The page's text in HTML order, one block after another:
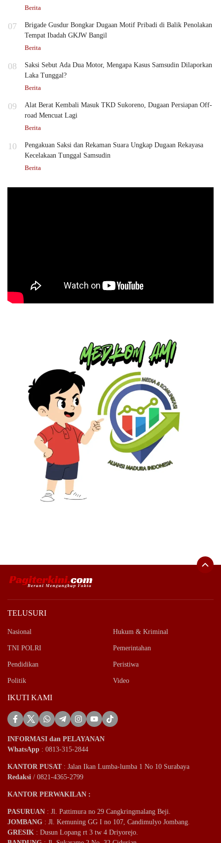
Berita
07
Brigade Gusdur Bongkar Dugaan Motif Pribadi di Balik Penolakan
Tempat Ibadah GKJW Bangil
Berita
08
Saksi Sebut Ada Dua Motor, Mengapa Kasus Samsudin Dilaporkan
Laka Tunggal?
Berita
09
Alat Berat Kembali Masuk TKD Sukoreno, Dugaan Persiapan Off-
road Mencuat Lagi
Berita
10
Pengakuan Saksi dan Rekaman Suara Ungkap Dugaan Rekayasa
Kecelakaan Tunggal Samsudin
Berita
TELUSURI
Nasional Hukum & Kriminal
TNI POLRI Pemerintahan
Pendidikan Peristiwa
Politik Video
IKUTI KAMI
INFORMASI dan PELAYANAN
WhatsApp : 0813-315-2844
KANTOR PUSAT: Jalan Ikan Lumba-lumba 1 No 10 Surabaya
Redaksi / 0821-4365-2799
KANTOR PERWAKILAN :
PASURUAN : Jl. Pattimura no 29 Cangkringmalang Beji.
JOMBANG : Jl. Kemuning GG I no 107, Candimulyo Jombang.
GRESIK : Dusun Lopang rt 3 tw 4 Driyorejo.